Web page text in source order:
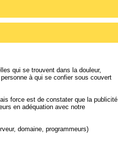
qui se trouvent dans la douleur,
à qui se confier sous couvert
force est de constater que la publicité
en adéquation avec notre
domaine, programmeurs)